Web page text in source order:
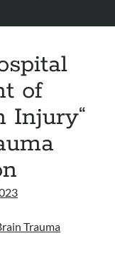
der DGAI
–
– Bildgebende
of
Injury“
Trauma